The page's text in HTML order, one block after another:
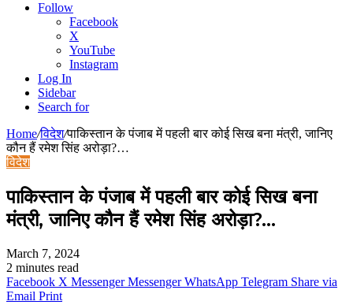
Follow
Facebook
X
YouTube
Instagram
Log In
Sidebar
Search for
Home/विदेश/पाकिस्तान के पंजाब में पहली बार कोई सिख बना मंत्री, जानिए
कौन हैं रमेश सिंह अरोड़ा?…
विदेश
पाकिस्तान के पंजाब में पहली बार कोई सिख बना
मंत्री, जानिए कौन हैं रमेश सिंह अरोड़ा?…
March 7, 2024
2 minutes read
Facebook X Messenger Messenger WhatsApp Telegram Share via
Email Print